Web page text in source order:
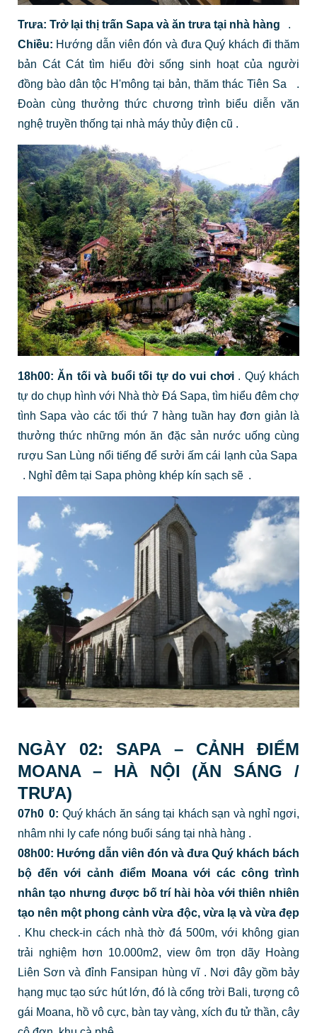
Trưa: Trở lại thị trấn Sapa và ăn trưa tại nhà hàng
.
Chiều: Hướng dẫn viên đón và đưa Quý khách đi thăm
bản Cát Cát tìm hiểu đời sống sinh hoạt của người
đồng bào dân tộc H'mông tại bản, thăm thác Tiên Sa
.
Đoàn cùng thưởng thức chương trình biểu diễn văn
nghệ truyền thống tại nhà máy thủy điện cũ .
18h00: Ăn tối và buổi tối tự do vui chơi . Quý khách
tự do chụp hình với Nhà thờ Đá Sapa, tìm hiểu đêm chợ
tình Sapa vào các tối thứ 7 hàng tuần hay đơn giản là
thưởng thức những món ăn đặc sản nước uống cùng
rượu San Lùng nổi tiếng để sưởi ấm cái lạnh của Sapa
. Nghỉ đêm tại Sapa phòng khép kín sạch sẽ .
NGÀY 02: SAPA – CẢNH ĐIỂM
MOANA – HÀ NỘI (ĂN SÁNG /
TRƯA)
07h0 0: Quý khách ăn sáng tại khách sạn và nghỉ ngơi,
nhâm nhi ly cafe nóng buổi sáng tại nhà hàng .
08h00: Hướng dẫn viên đón và đưa Quý khách bách
bộ đến với cảnh điểm Moana với các công trình
nhân tạo nhưng được bố trí hài hòa với thiên nhiên
tạo nên một phong cảnh vừa độc, vừa lạ và vừa đẹp
. Khu check-in cách nhà thờ đá 500m, với không gian
trải nghiệm hơn 10.000m2, view ôm trọn dãy Hoàng
Liên Sơn và đỉnh Fansipan hùng vĩ . Nơi đây gồm bảy
hạng mục tạo sức hút lớn, đó là cổng trời Bali, tượng cô
gái Moana, hồ vô cực, bàn tay vàng, xích đu tử thần, cây